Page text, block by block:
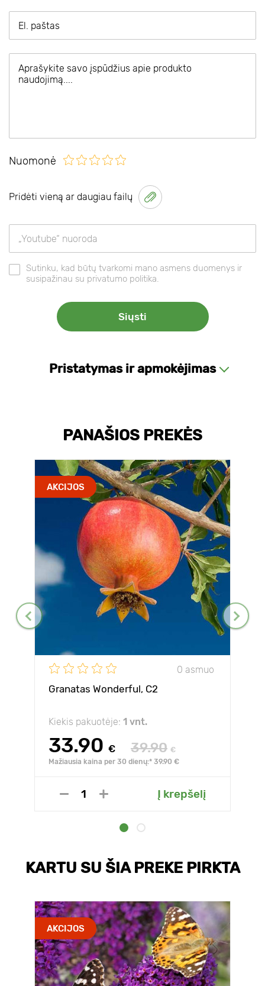
Nuomonė
Pridėti vieną ar daugiau failų
Sutinku, kad būtų tvarkomi mano asmens duomenys ir
susipažinau su privatumo politika.
Pristatymas ir apmokėjimas
PANAŠIOS PREKĖS
AKCIJOS
0 asmuo
Granatas Wonderful, С2
Kiekis pakuotėje: 1 vnt.
33.90 € 39.90 €
Mažiausia kaina per 30 dienų:* 39.90 €
Į krepšelį
KARTU SU ŠIA PREKE PIRKTA
AKCIJOS